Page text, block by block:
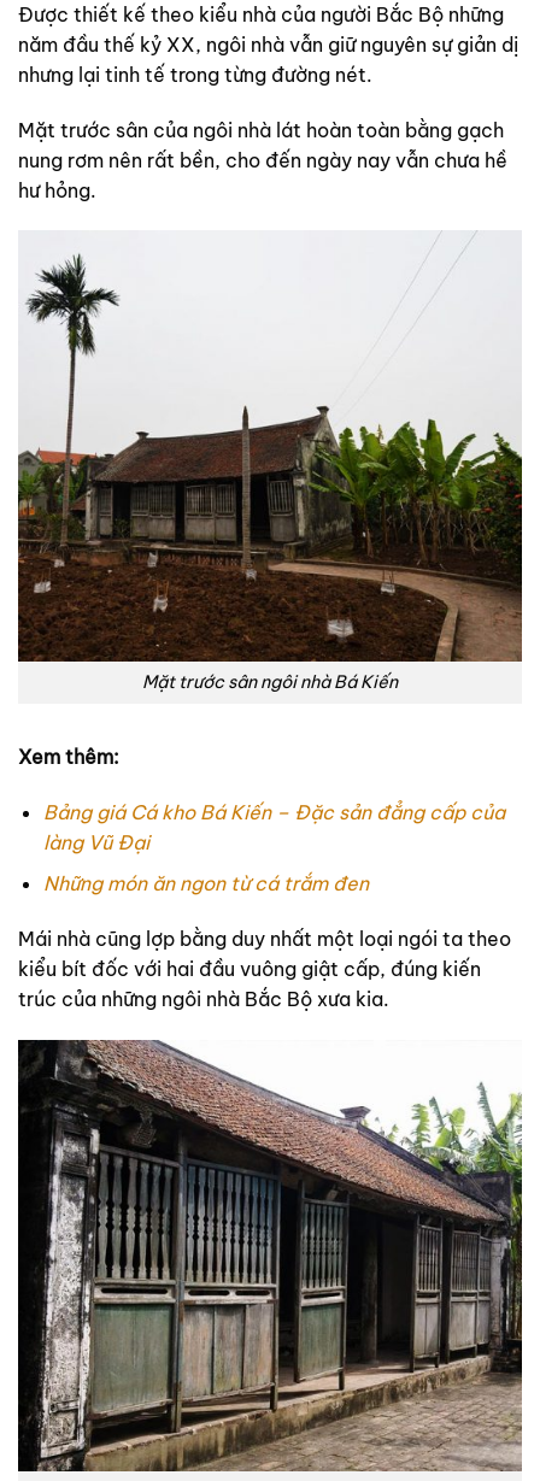
Được thiết kế theo kiểu nhà của người Bắc Bộ những
năm đầu thế kỷ XX, ngôi nhà vẫn giữ nguyên sự giản dị
nhưng lại tinh tế trong từng đường nét.
Mặt trước sân của ngôi nhà lát hoàn toàn bằng gạch
nung rơm nên rất bền, cho đến ngày nay vẫn chưa hề
hư hỏng.
Mặt trước sân ngôi nhà Bá Kiến
Xem thêm:
Bảng giá Cá kho Bá Kiến – Đặc sản đẳng cấp của
làng Vũ Đại
Những món ăn ngon từ cá trắm đen
Mái nhà cũng lợp bằng duy nhất một loại ngói ta theo
kiểu bít đốc với hai đầu vuông giật cấp, đúng kiến
trúc của những ngôi nhà Bắc Bộ xưa kia.